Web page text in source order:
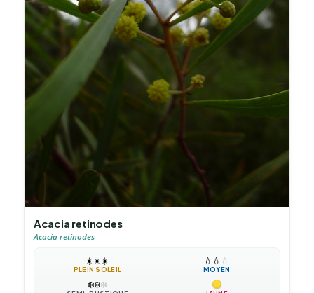
Acacia retinodes
Acacia retinodes
☀️☀️☀️
PLEIN SOLEIL
💧 💧 💧
MOYEN
❄️❄️❄️